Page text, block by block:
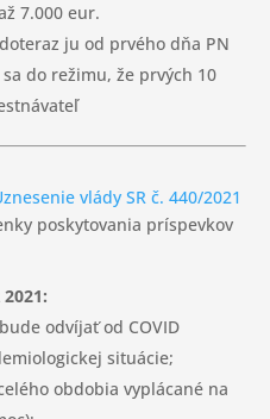
7.000 eur.
ju od prvého dňa PN
do režimu, že prvých 10
vlády SR č. 440/2021
poskytovania príspevkov
2021:
odvíjať od COVID
situácie;
obdobia vyplácané na